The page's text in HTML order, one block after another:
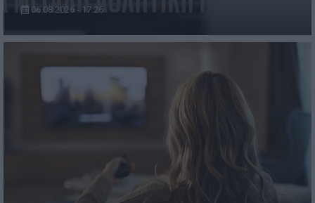
06.08.2026 - 17:26